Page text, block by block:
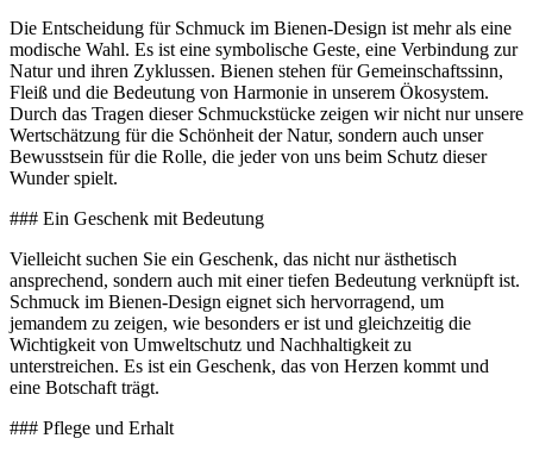
Die Entscheidung für Schmuck im Bienen-Design ist mehr als eine
modische Wahl. Es ist eine symbolische Geste, eine Verbindung zur
Natur und ihren Zyklussen. Bienen stehen für Gemeinschaftssinn,
Fleiß und die Bedeutung von Harmonie in unserem Ökosystem.
Durch das Tragen dieser Schmuckstücke zeigen wir nicht nur unsere
Wertschätzung für die Schönheit der Natur, sondern auch unser
Bewusstsein für die Rolle, die jeder von uns beim Schutz dieser
Wunder spielt.
### Ein Geschenk mit Bedeutung
Vielleicht suchen Sie ein Geschenk, das nicht nur ästhetisch
ansprechend, sondern auch mit einer tiefen Bedeutung verknüpft ist.
Schmuck im Bienen-Design eignet sich hervorragend, um
jemandem zu zeigen, wie besonders er ist und gleichzeitig die
Wichtigkeit von Umweltschutz und Nachhaltigkeit zu
unterstreichen. Es ist ein Geschenk, das von Herzen kommt und
eine Botschaft trägt.
### Pflege und Erhalt